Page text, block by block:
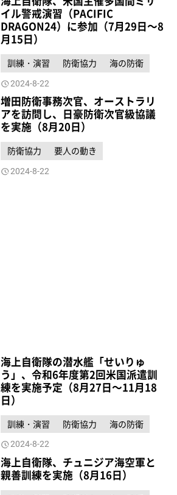
イル警戒演習（PACIFIC
DRAGON24）に参加（7月29日～8
月15日）
訓練・演習 防衛協力 海の防衛
2024-8-22
増田防衛事務次官、オーストラリ
アを訪問し、日豪防衛次官級協議
を実施（8月20日）
防衛協力 要人の動き
2024-8-22
海上自衛隊の潜水艦「せいりゅ
う」、令和6年度第2回米国派遣訓
練を実施予定（8月27日～11月18
日）
訓練・演習 防衛協力 海の防衛
2024-8-22
海上自衛隊、チュニジア海空軍と
親善訓練を実施（8月16日）